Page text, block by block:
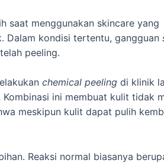
saat menggunakan skincare yang
Dalam kondisi tertentu, gangguan
peeling.
chemical peeling di klinik
ini membuat kulit tidak
meskipun kulit dapat pulih
Reaksi normal biasanya